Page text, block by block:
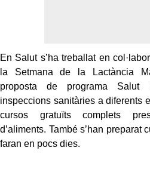
En Salut s’ha treballat en
la Setmana de la Lactància
proposta de programa Salut
inspeccions sanitàries a diferents
cursos gratuïts complets
d’aliments. També s’han preparat
faran en pocs dies.